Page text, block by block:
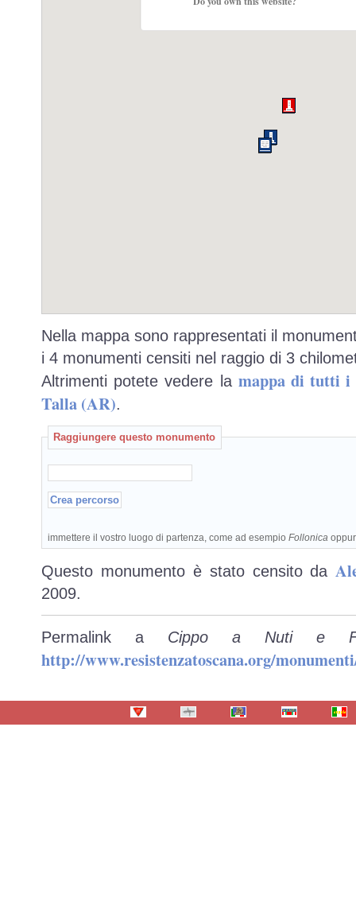
Nella mappa sono rappresentati il
i 4 monumenti censiti nel raggio di 3
Altrimenti potete vedere la mappa di tutti i
Talla (AR).
Raggiungere questo monumento
immettere il vostro luogo di partenza, come ad esempio Follonica
Questo monumento è stato censito da
2009.
Permalink a Cippo a Nuti e
http://www.resistenzatoscana.org/